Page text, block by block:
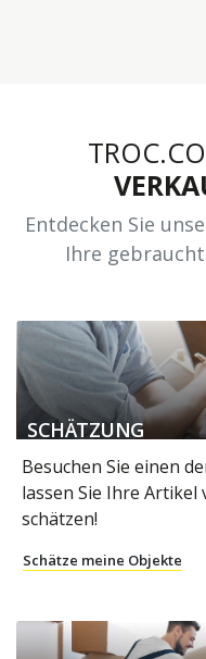
Entdecken Sie
Ihre
SCHÄTZUNG
Besuchen Sie einen
lassen Sie Ihre
schätzen!
Schätze meine Objekte